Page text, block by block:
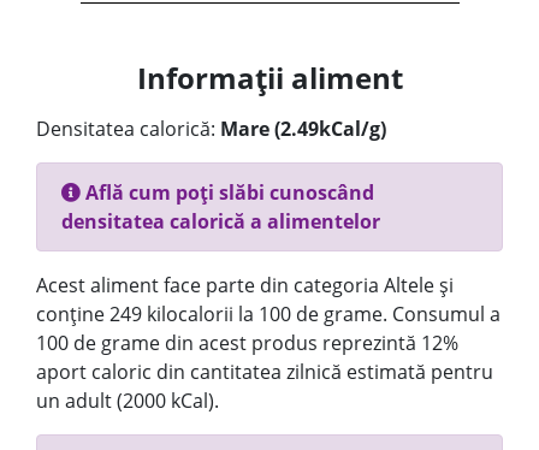
Informații aliment
Densitatea calorică: Mare (2.49kCal/g)
Află cum poți slăbi cunoscând
densitatea calorică a alimentelor
Acest aliment face parte din categoria Altele și
conține 249 kilocalorii la 100 de grame. Consumul a
100 de grame din acest produs reprezintă 12%
aport caloric din cantitatea zilnică estimată pentru
un adult (2000 kCal).